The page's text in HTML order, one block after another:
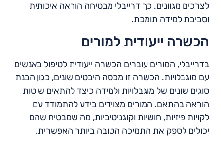
לצרכים מגוונים. כך דרייבלי מבטיחה הוראה איכותית
וסביבת למידה תומכת.
הכשרה ייעודית למורים
בדרייבלי, המורים עוברים הכשרה ייעודית לטיפול באנשים
עם מוגבלויות. הכשרה זו מכסה היבטים שונים, כגון הבנת
סוגים שונים של מוגבלויות ולמידה כיצד להתאים שיטות
הוראה בהתאם. המורים מצוידים בידע להתמודד עם
לקויות פיזיות, חושיות וקוגניטיביות, מה שמבטיח שהם
יכולים לספק את התמיכה הטובה ביותר האפשרית.